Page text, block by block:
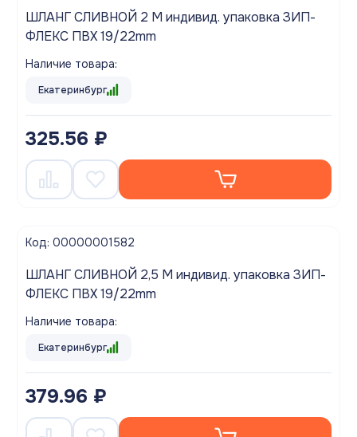
ШЛАНГ СЛИВНОЙ 2 М индивид. упаковка ЗИП-
ФЛЕКС ПВХ 19/22mm
Наличие товара:
Екатеринбург
325.56 ₽
Код: 00000001582
ШЛАНГ СЛИВНОЙ 2,5 М индивид. упаковка ЗИП-
ФЛЕКС ПВХ 19/22mm
Наличие товара:
Екатеринбург
379.96 ₽